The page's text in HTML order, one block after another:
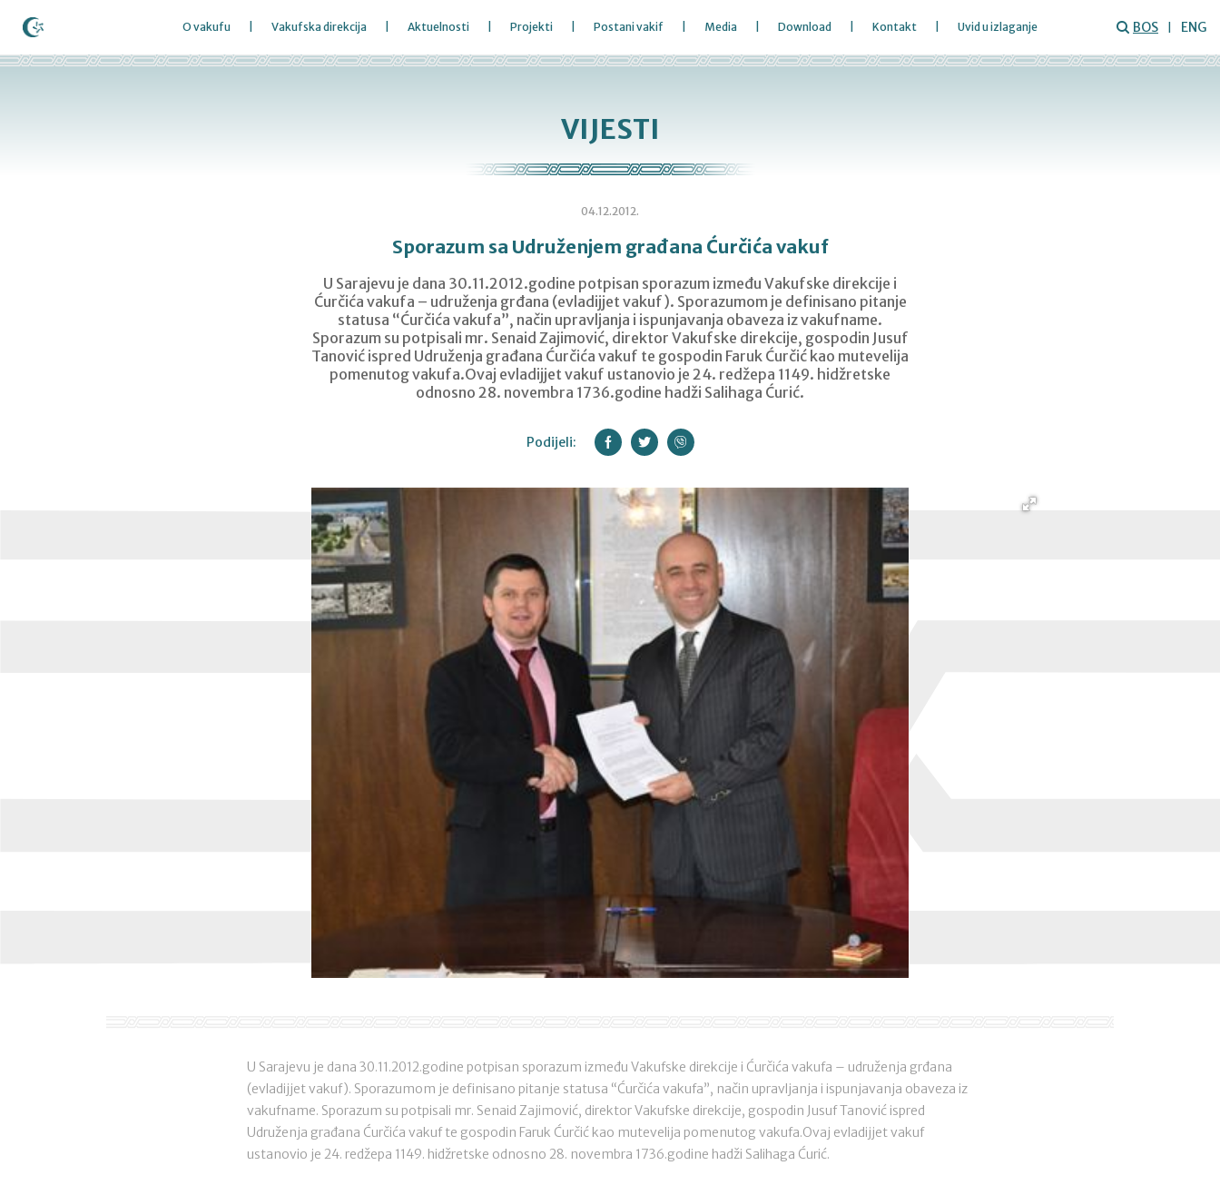
O vakufu Vakufska direkcija Aktuelnosti Projekti Postani vakif Media Download Kontakt Uvid u izlaganje BOS ENG
VIJESTI
04.12.2012.
Sporazum sa Udruženjem građana Ćurčića vakuf
U Sarajevu je dana 30.11.2012.godine potpisan sporazum između Vakufske direkcije i
Ćurčića vakufa – udruženja grđana (evladijjet vakuf). Sporazumom je definisano pitanje
statusa “Ćurčića vakufa”, način upravljanja i ispunjavanja obaveza iz vakufname.
Sporazum su potpisali mr. Senaid Zajimović, direktor Vakufske direkcije, gospodin Jusuf
Tanović ispred Udruženja građana Ćurčića vakuf te gospodin Faruk Ćurčić kao mutevelija
pomenutog vakufa.Ovaj evladijjet vakuf ustanovio je 24. redžepa 1149. hidžretske
odnosno 28. novembra 1736.godine hadži Salihaga Ćurić.
Podijeli:
U Sarajevu je dana 30.11.2012.godine potpisan sporazum između Vakufske direkcije i Ćurčića vakufa – udruženja grđana
(evladijjet vakuf). Sporazumom je definisano pitanje statusa “Ćurčića vakufa”, način upravljanja i ispunjavanja obaveza iz
vakufname. Sporazum su potpisali mr. Senaid Zajimović, direktor Vakufske direkcije, gospodin Jusuf Tanović ispred
Udruženja građana Ćurčića vakuf te gospodin Faruk Ćurčić kao mutevelija pomenutog vakufa.Ovaj evladijjet vakuf
ustanovio je 24. redžepa 1149. hidžretske odnosno 28. novembra 1736.godine hadži Salihaga Ćurić.